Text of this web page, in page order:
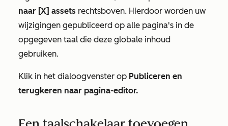
naar [X] assets rechtsboven. Hierdoor worden uw
wijzigingen gepubliceerd op alle pagina's in de
opgegeven taal die deze globale inhoud
gebruiken.
Klik in het dialoogvenster op Publiceren en
terugkeren naar pagina-editor.